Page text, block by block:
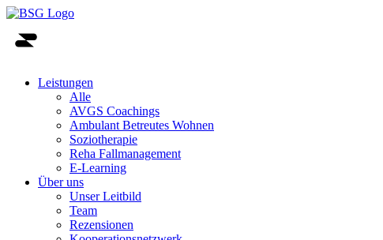
Leistungen
Alle
AVGS Coachings
Ambulant Betreutes Wohnen
Soziotherapie
Reha Fallmanagement
E-Learning
Über uns
Unser Leitbild
Team
Rezensionen